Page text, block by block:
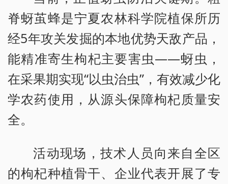
脊蚜茧蜂是宁夏农林科学院植保所历
经5年攻关发掘的本地优势天敌产品，
能精准寄生枸杞主要害虫——蚜虫，
在采果期实现“以虫治虫”，有效减少化
学农药使用，从源头保障枸杞质量安
全。
活动现场，技术人员向来自全区
的枸杞种植骨干、企业代表开展了专